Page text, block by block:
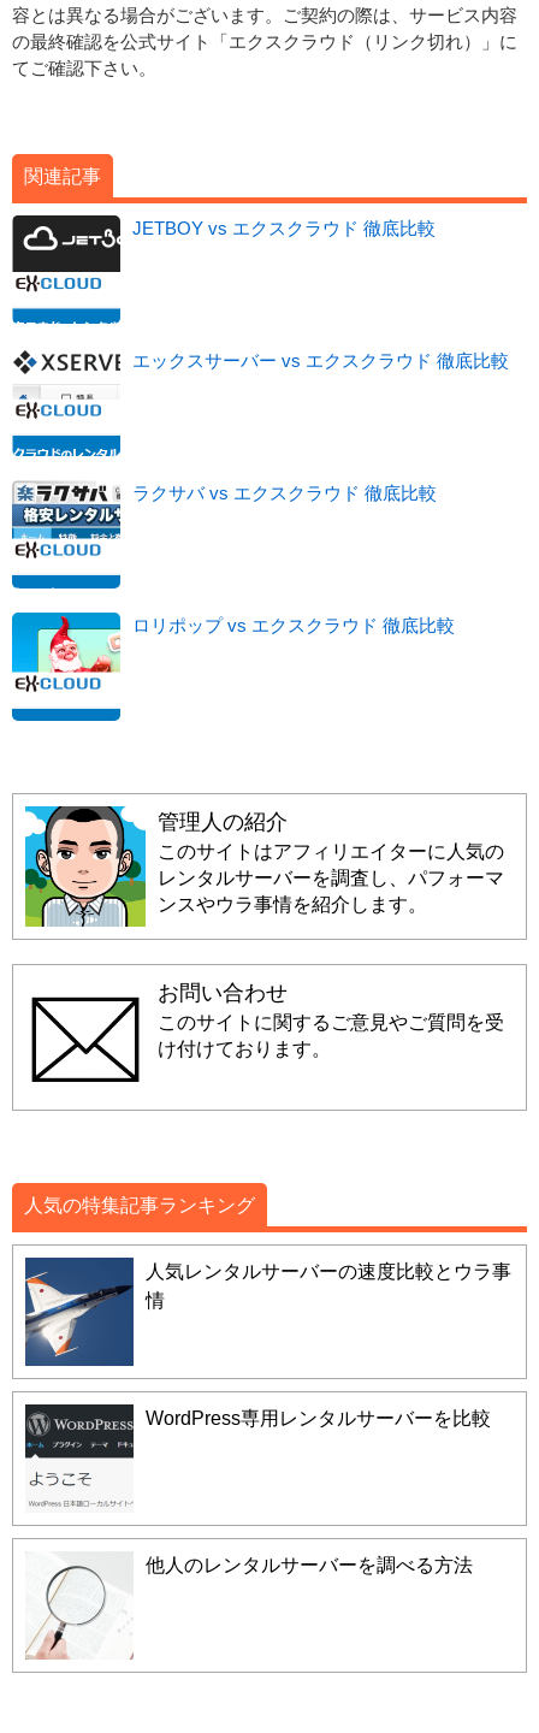
容とは異なる場合がございます。ご契約の際は、サービス内容
の最終確認を公式サイト「エクスクラウド（リンク切れ）」に
てご確認下さい。
関連記事
JETBOY vs エクスクラウド 徹底比較
エックスサーバー vs エクスクラウド 徹底比較
ラクサバ vs エクスクラウド 徹底比較
ロリポップ vs エクスクラウド 徹底比較
管理人の紹介
このサイトはアフィリエイターに人気の
レンタルサーバーを調査し、パフォーマ
ンスやウラ事情を紹介します。
お問い合わせ
このサイトに関するご意見やご質問を受
け付けております。
人気の特集記事ランキング
人気レンタルサーバーの速度比較とウラ事
情
WordPress専用レンタルサーバーを比較
他人のレンタルサーバーを調べる方法